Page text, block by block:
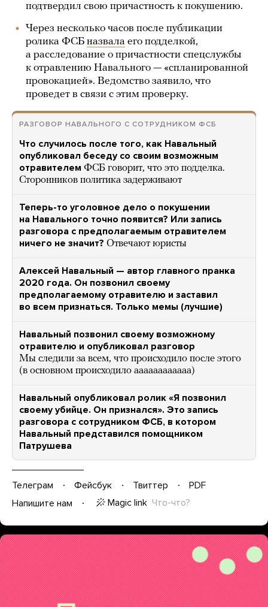
подтвердил свою причастность к покушению.
Через несколько часов после публикации
ролика ФСБ назвала его подделкой,
а расследование о причастности спецслужбы
к отравлению Навального — «спланированной
провокацией». Ведомство заявило, что
проведет в связи с этим проверку.
РАЗГОВОР НАВАЛЬНОГО С СОТРУДНИКОМ ФСБ
Что случилось после того, как Навальный
опубликовал беседу со своим возможным
отравителем ФСБ говорит, что это подделка.
Сторонников политика задерживают
Теперь-то уголовное дело о покушении
на Навального точно появится? Или запись
разговора с предполагаемым отравителем
ничего не значит? Отвечают юристы
Алексей Навальный — автор главного пранка
2020 года. Он позвонил своему
предполагаемому отравителю и заставил
во всем признаться. Только мемы (лучшие)
Навальный позвонил своему возможному
отравителю и опубликовал разговор
Мы следили за всем, что происходило после этого
(в основном происходило аааааааааааа)
Навальный опубликовал ролик «Я позвонил
своему убийце. Он признался». Это запись
разговора с сотрудником ФСБ, в котором
Навальный представился помощником
Патрушева
Телеграм Фейсбук Твиттер
PDF
Напишите нам
Magic link Что-что?